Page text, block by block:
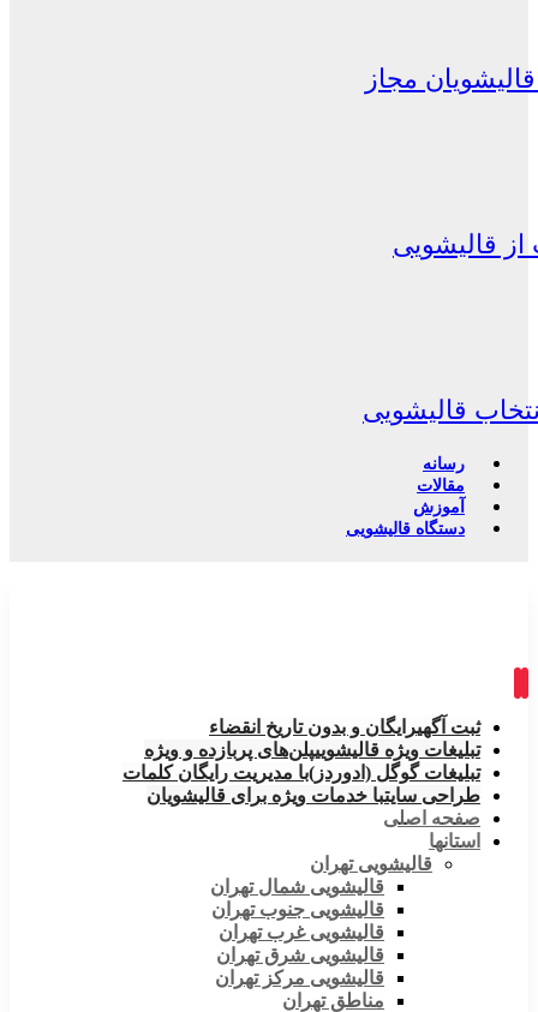
مجاز
قالیشویی
قالیشویی
رسانه
مقالات
آموزش
دستگاه قالیشویی
ثبت آگهیرایگان و بدون تاریخ انقضاء
تبلیغات ویژه قالیشوییپلن‌های پربازده و ویژه
تبلیغات گوگل (ادوردز)با مدیریت رایگان کلمات
طراحی سایتبا خدمات ویژه برای قالیشویان
صفحه اصلی
استانها
قالیشویی تهران
قالیشویی شمال تهران
قالیشویی جنوب تهران
قالیشویی غرب تهران
قالیشویی شرق تهران
قالیشویی مرکز تهران
مناطق تهران